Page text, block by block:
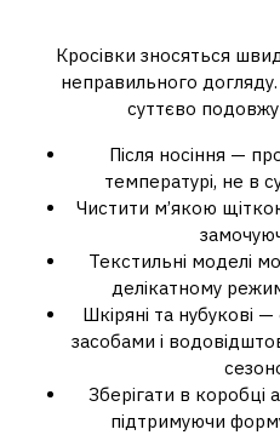
Кросівки зносяться
неправильного
суттєво
Після носіння —
температурі, не в
Чистити м’якою
Текстильні моделі
делікатному
Шкіряні та нубукові
засобами і
Зберігати в коробці
підтримуючи